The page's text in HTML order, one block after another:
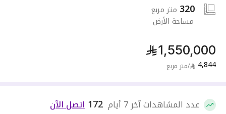
320 متر مربع
مساحة الأرض
1,550,000
4,844
/متر مربع
عدد المشاهدات آخر 7 أيام 172 اتصل الآن